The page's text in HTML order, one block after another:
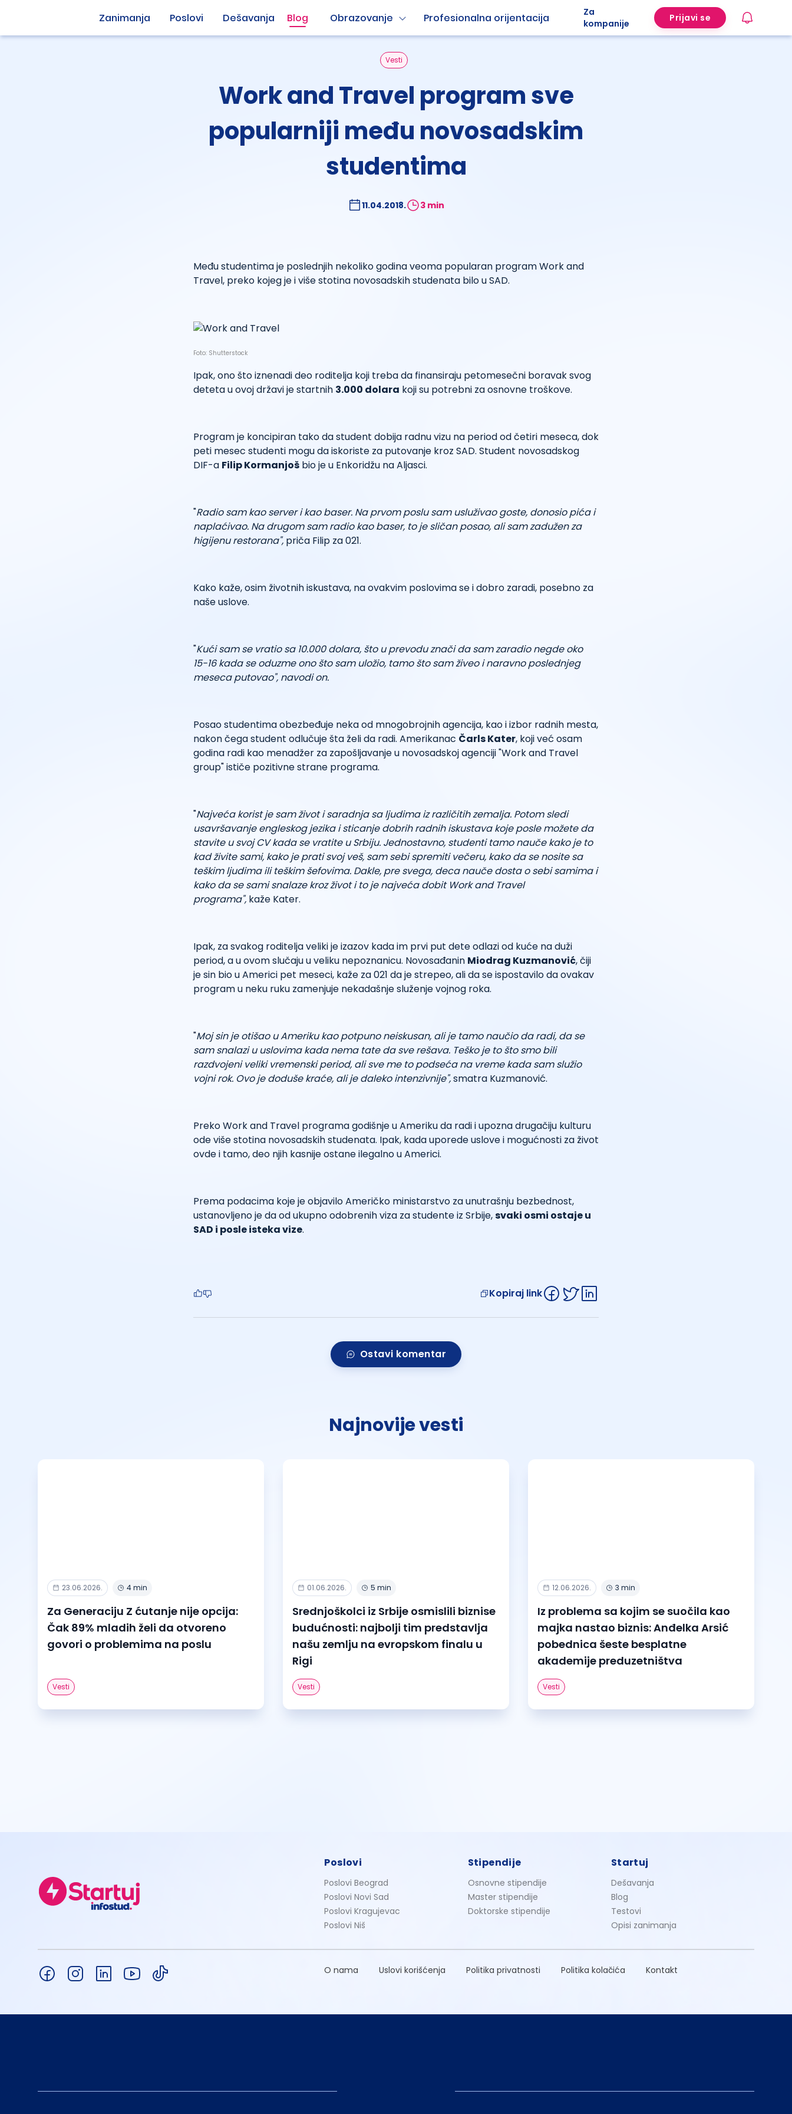
Zanimanja Poslovi Dešavanja Blog Obrazovanje Profesionalna orijentacija
Za
kompanije
Prijavi se
Vesti
Work and Travel program sve
popularniji među novosadskim
studentima
11.04.2018. 3 min
Među studentima je poslednjih nekoliko godina veoma popularan program Work and
Travel, preko kojeg je i više stotina novosadskih studenata bilo u SAD.
Foto: Shutterstock
Ipak, ono što iznenadi deo roditelja koji treba da finansiraju petomesečni boravak svog
deteta u ovoj državi je startnih 3.000 dolara koji su potrebni za osnovne troškove.
Program je koncipiran tako da student dobija radnu vizu na period od četiri meseca, dok
peti mesec studenti mogu da iskoriste za putovanje kroz SAD. Student novosadskog
DIF-a Filip Kormanjoš bio je u Enkoridžu na Aljasci.
"Radio sam kao server i kao baser. Na prvom poslu sam usluživao goste, donosio pića i
naplaćivao. Na drugom sam radio kao baser, to je sličan posao, ali sam zadužen za
higijenu restorana", priča Filip za 021.
Kako kaže, osim životnih iskustava, na ovakvim poslovima se i dobro zaradi, posebno za
naše uslove.
"Kući sam se vratio sa 10.000 dolara, što u prevodu znači da sam zaradio negde oko
15-16 kada se oduzme ono što sam uložio, tamo što sam živeo i naravno poslednjeg
meseca putovao", navodi on.
Posao studentima obezbeđuje neka od mnogobrojnih agencija, kao i izbor radnih mesta,
nakon čega student odlučuje šta želi da radi. Amerikanac Čarls Kater, koji već osam
godina radi kao menadžer za zapošljavanje u novosadskoj agenciji "Work and Travel
group" ističe pozitivne strane programa.
"Najveća korist je sam život i saradnja sa ljudima iz različitih zemalja. Potom sledi
usavršavanje engleskog jezika i sticanje dobrih radnih iskustava koje posle možete da
stavite u svoj CV kada se vratite u Srbiju. Jednostavno, studenti tamo nauče kako je to
kad živite sami, kako je prati svoj veš, sam sebi spremiti večeru, kako da se nosite sa
teškim ljudima ili teškim šefovima. Dakle, pre svega, deca nauče dosta o sebi samima i
kako da se sami snalaze kroz život i to je najveća dobit Work and Travel
programa", kaže Kater.
Ipak, za svakog roditelja veliki je izazov kada im prvi put dete odlazi od kuće na duži
period, a u ovom slučaju u veliku nepoznanicu. Novosađanin Miodrag Kuzmanović, čiji
je sin bio u Americi pet meseci, kaže za 021 da je strepeo, ali da se ispostavilo da ovakav
program u neku ruku zamenjuje nekadašnje služenje vojnog roka.
"Moj sin je otišao u Ameriku kao potpuno neiskusan, ali je tamo naučio da radi, da se
sam snalazi u uslovima kada nema tate da sve rešava. Teško je to što smo bili
razdvojeni veliki vremenski period, ali sve me to podseća na vreme kada sam služio
vojni rok. Ovo je doduše kraće, ali je daleko intenzivnije",smatra Kuzmanović.
Preko Work and Travel programa godišnje u Ameriku da radi i upozna drugačiju kulturu
ode više stotina novosadskih studenata. Ipak, kada uporede uslove i mogućnosti za život
ovde i tamo, deo njih kasnije ostane ilegalno u Americi.
Prema podacima koje je objavilo Američko ministarstvo za unutrašnju bezbednost,
ustanovljeno je da od ukupno odobrenih viza za studente iz Srbije,svaki osmi ostaje u
SAD i posle isteka vize.
Kopiraj link
Ostavi komentar
Najnovije vesti
23.06.2026. 4 min
Za Generaciju Z ćutanje nije opcija:
Čak 89% mladih želi da otvoreno
govori o problemima na poslu
Vesti
01.06.2026. 5 min
Srednjoškolci iz Srbije osmislili biznise
budućnosti: najbolji tim predstavlja
našu zemlju na evropskom finalu u
Rigi
Vesti
12.06.2026. 3 min
Iz problema sa kojim se suočila kao
majka nastao biznis: Anđelka Arsić
pobednica šeste besplatne
akademije preduzetništva
Vesti
Poslovi
Poslovi Beograd
Poslovi Novi Sad
Poslovi Kragujevac
Poslovi Niš
Stipendije
Osnovne stipendije
Master stipendije
Doktorske stipendije
Startuj
Dešavanja
Blog
Testovi
Opisi zanimanja
O nama Uslovi korišćenja Politika privatnosti Politika kolačića Kontakt